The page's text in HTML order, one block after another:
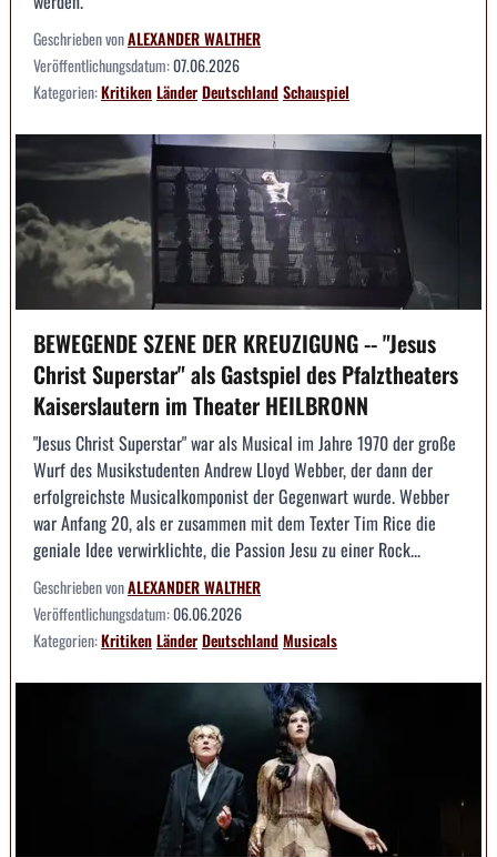
Geschrieben vonALEXANDER WALTHER
Veröffentlichungsdatum:07.06.2026
Kategorien:KritikenLänderDeutschlandSchauspiel
BEWEGENDE SZENE DER KREUZIGUNG -- "Jesus
Christ Superstar" als Gastspiel des Pfalztheaters
Kaiserslautern im Theater HEILBRONN
"Jesus Christ Superstar" war als Musical im Jahre 1970 der große
Wurf des Musikstudenten Andrew Lloyd Webber, der dann der
erfolgreichste Musicalkomponist der Gegenwart wurde. Webber
war Anfang 20, als er zusammen mit dem Texter Tim Rice die
geniale Idee verwirklichte, die Passion Jesu zu einer Rock...
Geschrieben vonALEXANDER WALTHER
Veröffentlichungsdatum:06.06.2026
Kategorien:KritikenLänderDeutschlandMusicals